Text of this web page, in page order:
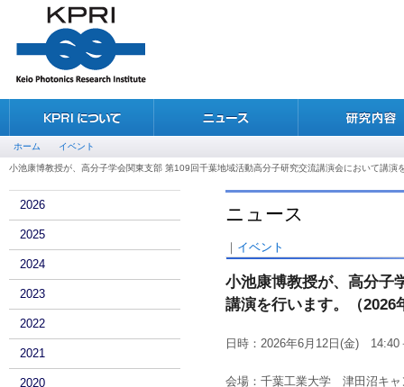
ホーム イベント
小池康博教授が、高分子学会関東支部 第109回千葉地域活動高分子研究交流講演会において講演
ニュース
｜ イベント
小池康博教授が、高分子
講演を行います。（2026
日時：2026年6月12日(金) 14:40
会場：千葉工業大学 津田沼キャ
2026
2025
2024
2023
2022
2021
2020